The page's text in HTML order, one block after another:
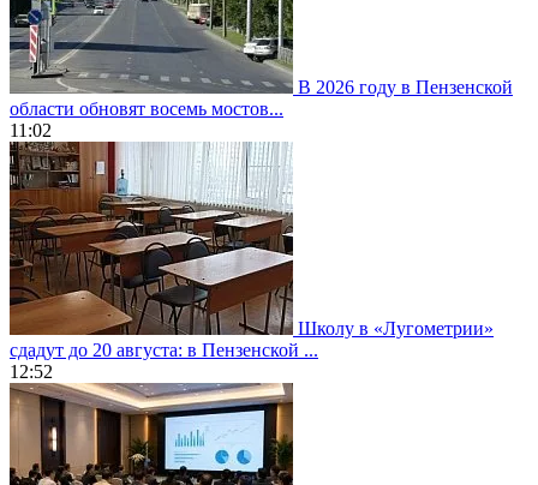
В 2026 году в Пензенской
области обновят восемь мостов...
11:02
Школу в «Лугометрии»
сдадут до 20 августа: в Пензенской ...
12:52